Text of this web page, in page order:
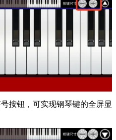
按钮，可实现钢琴键的全屏显